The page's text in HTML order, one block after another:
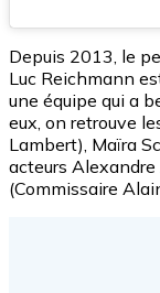
Depuis 2013, le
Luc Reichmann
une équipe qui a
eux, on retrouve
Lambert), Maïra
acteurs
(Commissaire